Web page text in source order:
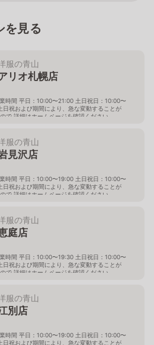
を見る
服の青山
リオ札幌店
時間 平日：10:00〜21:00 土日祝日：10:00〜
日祝および期間により、急な変動することが
で 詳細はホームページを確認ください
服の青山
見沢店
時間 平日：10:00〜19:00 土日祝日：10:00〜
日祝および期間により、急な変動することが
で 詳細はホームページを確認ください
服の青山
庭店
時間 平日：10:00〜19:30 土日祝日：10:00〜
日祝および期間により、急な変動することが
で 詳細はホームページを確認ください
服の青山
別店
時間 平日：10:00〜19:00 土日祝日：10:00〜
日祝および期間により、急な変動することが